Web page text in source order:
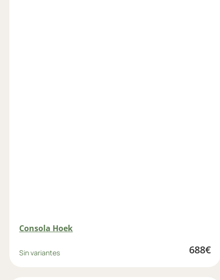
Consola Hoek
Sin variantes 688€